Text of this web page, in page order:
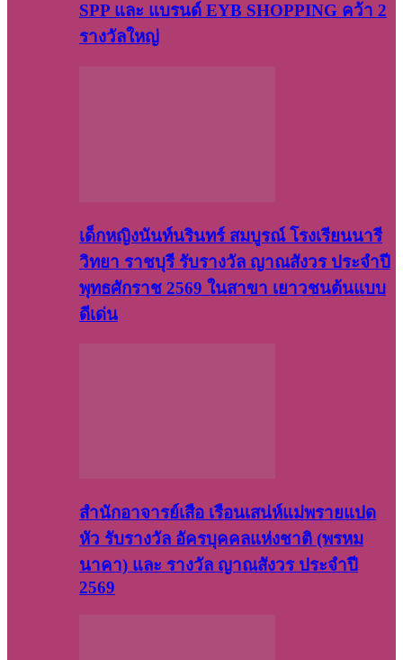
SPP และ แบรนด์ EYB SHOPPING คว้า 2
รางวัลใหญ่
เด็กหญิงนันท์นรินทร์ สมบูรณ์ โรงเรียนนารี
วิทยา ราชบุรี รับรางวัล ญาณสังวร ประจำปี
พุทธศักราช 2569 ในสาขา เยาวชนต้นแบบ
ดีเด่น
สำนักอาจารย์เสือ เรือนเสน่ห์แม่พรายแปด
หัว รับรางวัล อัครบุคคลแห่งชาติ (พรหม
นาคา) และ รางวัล ญาณสังวร ประจำปี
2569